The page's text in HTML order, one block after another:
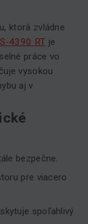
ktorá zvládne
4390 RT je
práce vo
vysokou
aj v
bezpečne.
pre viacero
spoľahlivý